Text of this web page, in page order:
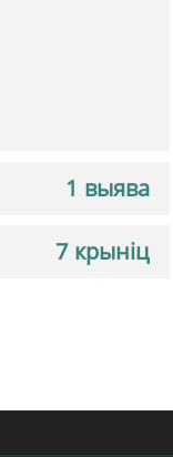
1 выява
7 крыніц